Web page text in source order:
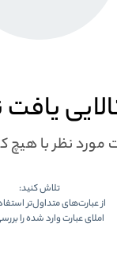
مورد نظر با
تلاش کنید:
از عبارت‌های متداول‌تر
املای عبارت وارد شده را